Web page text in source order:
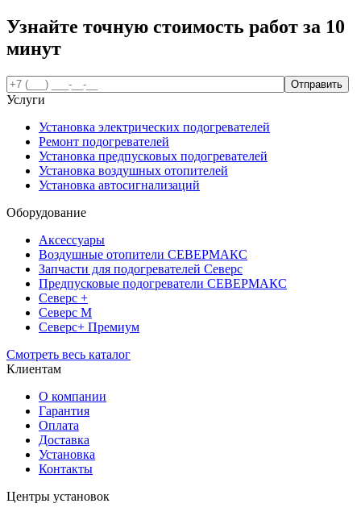
Узнайте точную стоимость работ за 10
минут
Услуги
Установка электрических подогревателей
Ремонт подогревателей
Установка предпусковых подогревателей
Установка воздушных отопителей
Установка автосигнализаций
Оборудование
Аксессуары
Воздушные отопители СЕВЕРМАКС
Запчасти для подогревателей Северс
Предпусковые подогреватели СЕВЕРМАКС
Северс +
Северс М
Северс+ Премиум
Смотреть весь каталог
Клиентам
О компании
Гарантия
Оплата
Доставка
Установка
Контакты
Центры установок